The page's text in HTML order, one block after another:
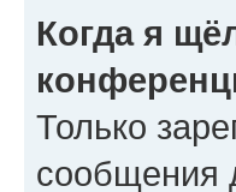
Когда я
Только
сообщения